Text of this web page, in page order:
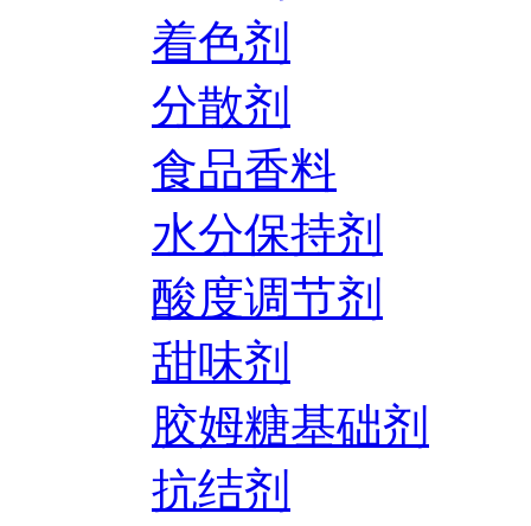
着色剂
分散剂
食品香料
水分保持剂
酸度调节剂
甜味剂
胶姆糖基础剂
抗结剂